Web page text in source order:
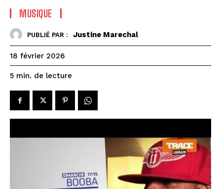
MUSIQUE
PUBLIÉ PAR : Justine Marechal
18 février 2026
5 min. de lecture